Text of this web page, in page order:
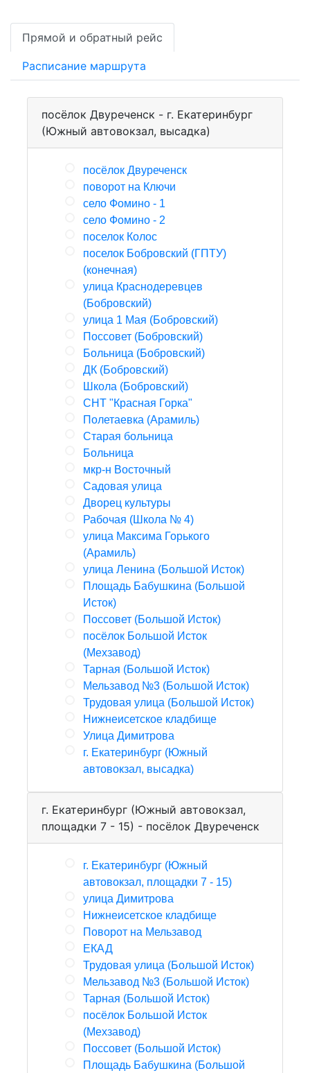
Прямой и обратный рейс
Расписание маршрута
посёлок Двуреченск - г. Екатеринбург
(Южный автовокзал, высадка)
посёлок Двуреченск
поворот на Ключи
село Фомино - 1
село Фомино - 2
поселок Колос
поселок Бобровский (ГПТУ)
(конечная)
улица Краснодеревцев
(Бобровский)
улица 1 Мая (Бобровский)
Поссовет (Бобровский)
Больница (Бобровский)
ДК (Бобровский)
Школа (Бобровский)
СНТ "Красная Горка"
Полетаевка (Арамиль)
Старая больница
Больница
мкр-н Восточный
Садовая улица
Дворец культуры
Рабочая (Школа № 4)
улица Максима Горького
(Арамиль)
улица Ленина (Большой Исток)
Площадь Бабушкина (Большой
Исток)
Поссовет (Большой Исток)
посёлок Большой Исток
(Мехзавод)
Тарная (Большой Исток)
Мельзавод №3 (Большой Исток)
Трудовая улица (Большой Исток)
Нижнеисетское кладбище
Улица Димитрова
г. Екатеринбург (Южный
автовокзал, высадка)
г. Екатеринбург (Южный автовокзал,
площадки 7 - 15) - посёлок Двуреченск
г. Екатеринбург (Южный
автовокзал, площадки 7 - 15)
улица Димитрова
Нижнеисетское кладбище
Поворот на Мельзавод
ЕКАД
Трудовая улица (Большой Исток)
Мельзавод №3 (Большой Исток)
Тарная (Большой Исток)
посёлок Большой Исток
(Мехзавод)
Поссовет (Большой Исток)
Площадь Бабушкина (Большой